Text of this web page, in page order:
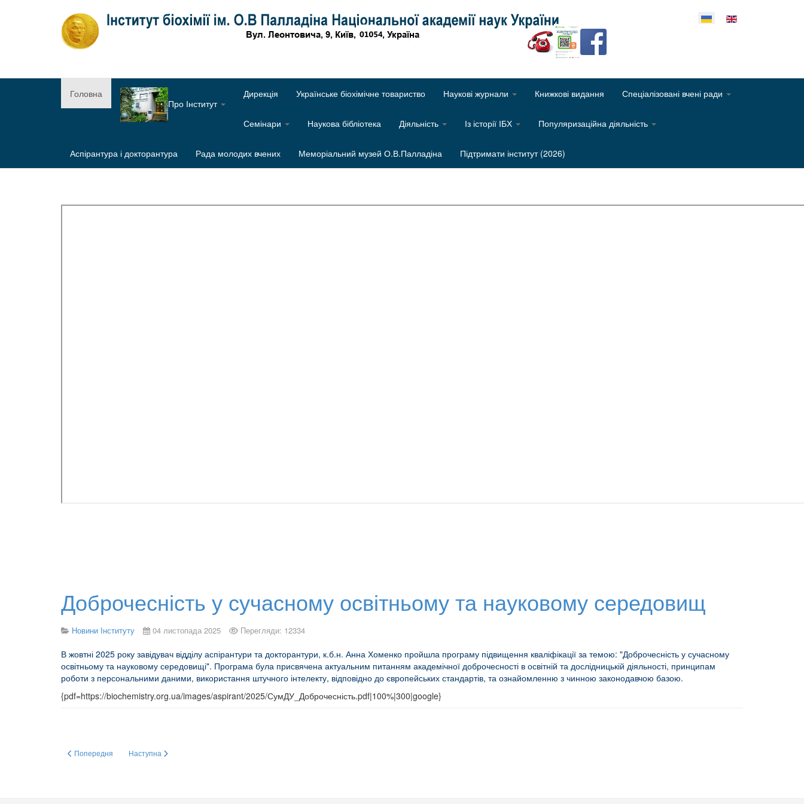
Оберіть свою мову
Головна
Про Інститут
Дирекція Українське біохімічне товариство Наукові журнали Книжкові видання Спеціалізовані вчені ради
Семінари Наукова бібліотека Діяльність Із історії ІБХ Популяризаційна діяльність
Аспірантура і докторантура Рада молодих вчених Меморіальний музей О.В.Палладіна Підтримати інститут (2026)
Доброчесність у сучасному освітньому та науковому середовищ
Новини Інституту 04 листопада 2025 Перегляди: 12334
В жовтні 2025 року завідувач відділу аспірантури та докторантури, к.б.н. Анна Хоменко пройшла програму підвищення кваліфікації за темою: "Доброчесність у сучасному
освітньому та науковому середовищі". Програма була присвячена актуальним питанням академічної доброчесності в освітній та дослідницькій діяльності, принципам
роботи з персональними даними, використання штучного інтелекту, відповідно до європейських стандартів, та ознайомленню з чинною законодавчою базою.
{pdf=https://biochemistry.org.ua/images/aspirant/2025/СумДУ_Доброчесність.pdf|100%|300|google}
Попередня стаття: Сучасний стан системи забезпечення якості вищої освіти в Україні
Попередня Наступна стаття: 21-го жовтня 2025 р. відбулася зустріч академіка НАН України професора С.О.Костеріна зі школярами Ліцею № 92 ім. Івана Франка м. Києва
Наступна